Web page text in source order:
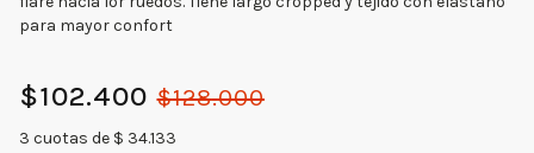
para mayor confort
$102.400 $128.000
3 cuotas de $ 34.133